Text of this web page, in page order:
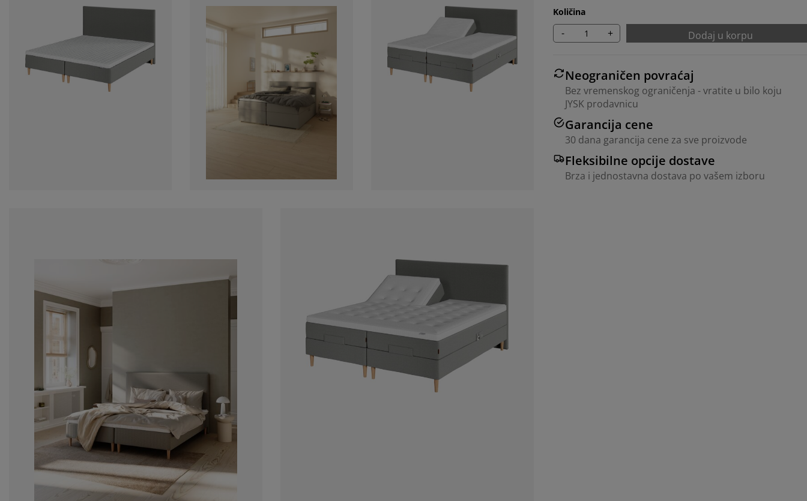
Količina
- + Dodaj u korpu
Neograničen povraćaj
Bez vremenskog ograničenja - vratite u bilo koju
JYSK prodavnicu
Garancija cene
30 dana garancija cene za sve proizvode
Fleksibilne opcije dostave
Brza i jednostavna dostava po vašem izboru